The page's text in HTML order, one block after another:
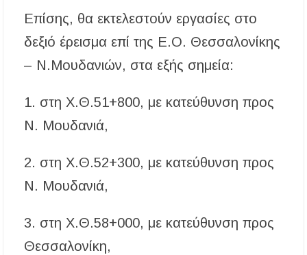
Επίσης, θα εκτελεστούν εργασίες στο
δεξιό έρεισμα επί της Ε.Ο. Θεσσαλονίκης
– Ν.Μουδανιών, στα εξής σημεία:
1. στη Χ.Θ.51+800, με κατεύθυνση προς
Ν. Μουδανιά,
2. στη Χ.Θ.52+300, με κατεύθυνση προς
Ν. Μουδανιά,
3. στη Χ.Θ.58+000, με κατεύθυνση προς
Θεσσαλονίκη,